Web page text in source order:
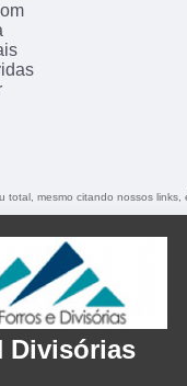
mesmo citando nossos
Divisórias